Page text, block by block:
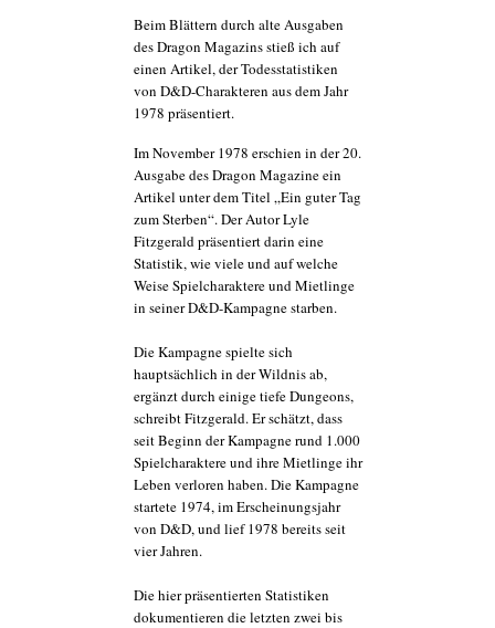
Beim Blättern durch alte Ausgaben
des Dragon Magazins stieß ich auf
einen Artikel, der Todesstatistiken
von D&D-Charakteren aus dem Jahr
1978 präsentiert.
Im November 1978 erschien in der 20.
Ausgabe des Dragon Magazine ein
Artikel unter dem Titel „Ein guter Tag
zum Sterben“. Der Autor Lyle
Fitzgerald präsentiert darin eine
Statistik, wie viele und auf welche
Weise Spielcharaktere und Mietlinge
in seiner D&D-Kampagne starben.
Die Kampagne spielte sich
hauptsächlich in der Wildnis ab,
ergänzt durch einige tiefe Dungeons,
schreibt Fitzgerald. Er schätzt, dass
seit Beginn der Kampagne rund 1.000
Spielcharaktere und ihre Mietlinge ihr
Leben verloren haben. Die Kampagne
startete 1974, im Erscheinungsjahr
von D&D, und lief 1978 bereits seit
vier Jahren.
Die hier präsentierten Statistiken
dokumentieren die letzten zwei bis